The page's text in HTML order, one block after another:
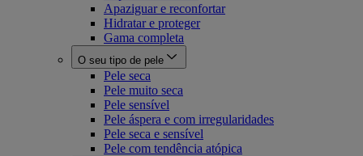
Apaziguar e reconfortar
Hidratar e proteger
Gama completa
O seu tipo de pele
Pele seca
Pele muito seca
Pele sensível
Pele áspera e com irregularidades
Pele seca e sensível
Pele com tendência atópica